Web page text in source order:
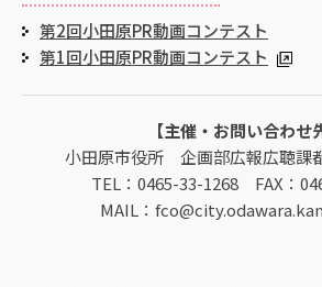
第2回小田原PR動画コンテスト
第1回小田原PR動画コンテスト
【主催・お問い合わせ
小田原市役所 企画部広報広聴課
TEL：0465-33-1268 FAX：
MAIL：